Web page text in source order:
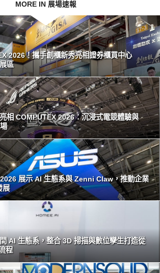
MORE IN 展場速報
2026！攜手創櫃新秀亮相證券櫃買中心
區
相 COMPUTEX 2026：沉浸式電競體驗與
展示 AI 生態系與 Zenni Claw，推動企業
展
AI 生態系，整合 3D 掃描與數位孿生打造從
程